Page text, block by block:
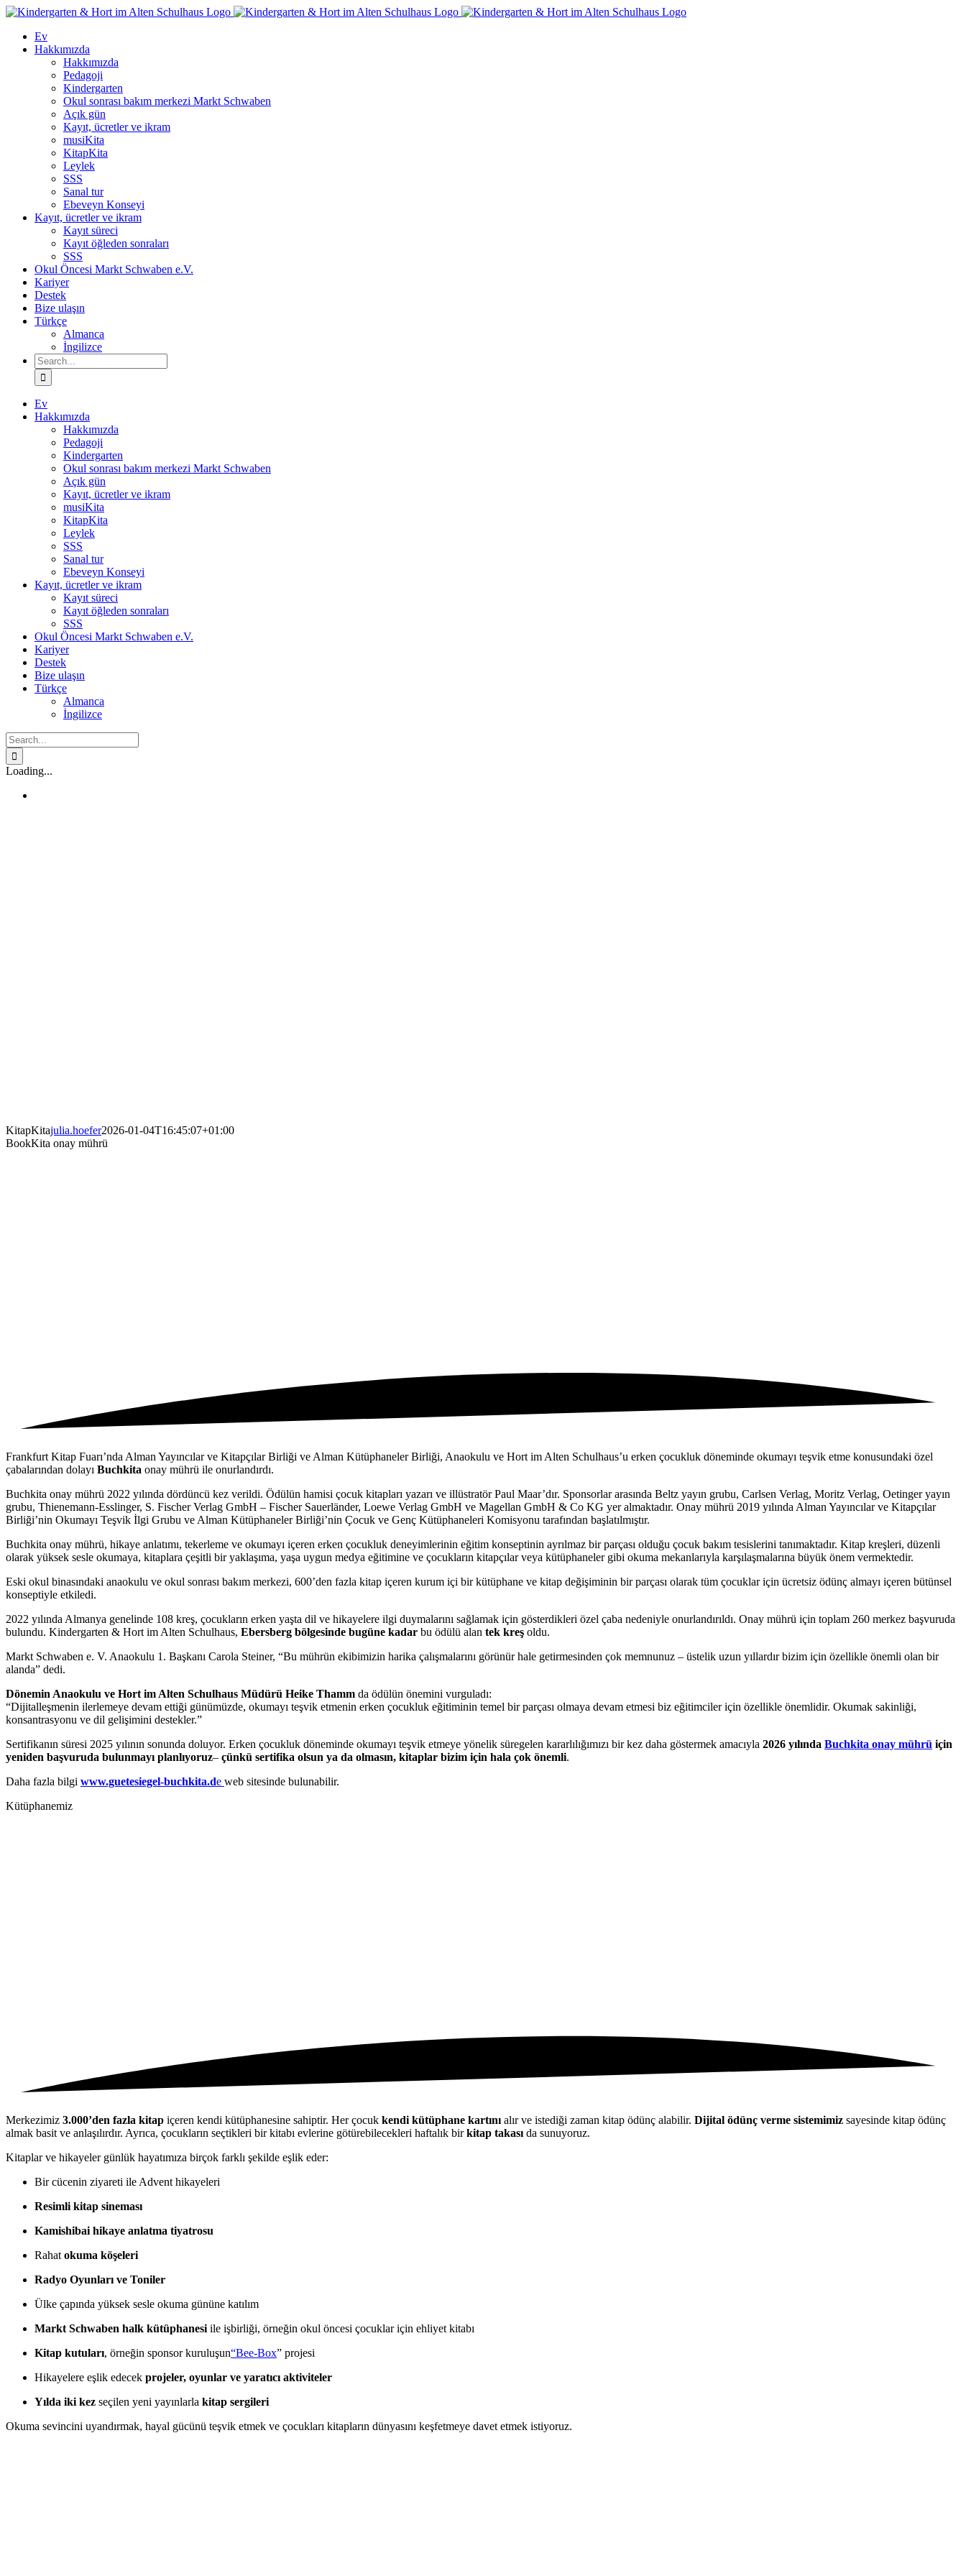
Skip
contentEv
Hakkımızda
Hakkımızda
Pedagoji
Kindergarten
Okul sonrası bakım merkezi Markt Schwaben
Açık gün
Kayıt, ücretler ve ikram
musiKita
KitapKita
Leylek
SSS
Sanal tur
Ebeveyn Konseyi
Kayıt, ücretler ve ikram
Kayıt süreci
Kayıt öğleden sonraları
SSS
Okul Öncesi Markt Schwaben e.V.
Kariyer
Destek
Bize ulaşın
Türkçe
Almanca
İngilizce
Search
for:
Ev
Hakkımızda
Hakkımızda
Pedagoji
Kindergarten
Okul sonrası bakım merkezi Markt Schwaben
Açık gün
Kayıt, ücretler ve ikram
musiKita
KitapKita
Leylek
SSS
Sanal tur
Ebeveyn Konseyi
Kayıt, ücretler ve ikram
Kayıt süreci
Kayıt öğleden sonraları
SSS
Okul Öncesi Markt Schwaben e.V.
Kariyer
Destek
Bize ulaşın
Türkçe
Almanca
İngilizce
Search
for:
Loading...
KitapKitajulia.hoefer2026-01-04T16:45:07+01:00
BookKita onay mührü
Frankfurt Kitap Fuarı’nda Alman Yayıncılar ve Kitapçılar Birliği ve Alman Kütüphaneler Birliği, Anaokulu ve Hort im Alten Schulhaus’u erken çocukluk döneminde okumayı teşvik etme konusundaki özel
çabalarından dolayı Buchkita onay mührü ile onurlandırdı.
Buchkita onay mührü 2022 yılında dördüncü kez verildi. Ödülün hamisi çocuk kitapları yazarı ve illüstratör Paul Maar’dır. Sponsorlar arasında Beltz yayın grubu, Carlsen Verlag, Moritz Verlag, Oetinger yayın
grubu, Thienemann-Esslinger, S. Fischer Verlag GmbH – Fischer Sauerländer, Loewe Verlag GmbH ve Magellan GmbH & Co KG yer almaktadır. Onay mührü 2019 yılında Alman Yayıncılar ve Kitapçılar
Birliği’nin Okumayı Teşvik İlgi Grubu ve Alman Kütüphaneler Birliği’nin Çocuk ve Genç Kütüphaneleri Komisyonu tarafından başlatılmıştır.
Buchkita onay mührü, hikaye anlatımı, tekerleme ve okumayı içeren erken çocukluk deneyimlerinin eğitim konseptinin ayrılmaz bir parçası olduğu çocuk bakım tesislerini tanımaktadır. Kitap kreşleri, düzenli
olarak yüksek sesle okumaya, kitaplara çeşitli bir yaklaşıma, yaşa uygun medya eğitimine ve çocukların kitapçılar veya kütüphaneler gibi okuma mekanlarıyla karşılaşmalarına büyük önem vermektedir.
Eski okul binasındaki anaokulu ve okul sonrası bakım merkezi, 600’den fazla kitap içeren kurum içi bir kütüphane ve kitap değişiminin bir parçası olarak tüm çocuklar için ücretsiz ödünç almayı içeren bütünsel
konseptiyle etkiledi.
2022 yılında Almanya genelinde 108 kreş, çocukların erken yaşta dil ve hikayelere ilgi duymalarını sağlamak için gösterdikleri özel çaba nedeniyle onurlandırıldı. Onay mührü için toplam 260 merkez başvuruda
bulundu. Kindergarten & Hort im Alten Schulhaus, Ebersberg bölgesinde bugüne kadar bu ödülü alan tek kreş oldu.
Markt Schwaben e. V. Anaokulu 1. Başkanı Carola Steiner, “Bu mührün ekibimizin harika çalışmalarını görünür hale getirmesinden çok memnunuz – üstelik uzun yıllardır bizim için özellikle önemli olan bir
alanda” dedi.
Dönemin Anaokulu ve Hort im Alten Schulhaus Müdürü Heike Thamm da ödülün önemini vurguladı:
“Dijitalleşmenin ilerlemeye devam ettiği günümüzde, okumayı teşvik etmenin erken çocukluk eğitiminin temel bir parçası olmaya devam etmesi biz eğitimciler için özellikle önemlidir. Okumak sakinliği,
konsantrasyonu ve dil gelişimini destekler.”
Sertifikanın süresi 2025 yılının sonunda doluyor. Erken çocukluk döneminde okumayı teşvik etmeye yönelik süregelen kararlılığımızı bir kez daha göstermek amacıyla 2026 yılında Buchkita onay mührü için
yeniden başvuruda bulunmayı planlıyoruz– çünkü sertifika olsun ya da olmasın, kitaplar bizim için hala çok önemli.
Daha fazla bilgi www.guetesiegel-buchkita.de web sitesinde bulunabilir.
Kütüphanemiz
Merkezimiz 3.000’den fazla kitap içeren kendi kütüphanesine sahiptir. Her çocuk kendi kütüphane kartını alır ve istediği zaman kitap ödünç alabilir. Dijital ödünç verme sistemimiz sayesinde kitap ödünç
almak basit ve anlaşılırdır. Ayrıca, çocukların seçtikleri bir kitabı evlerine götürebilecekleri haftalık birkitap takası da sunuyoruz.
Kitaplar ve hikayeler günlük hayatımıza birçok farklı şekilde eşlik eder:
Bir cücenin ziyareti ile Advent hikayeleri
Resimli kitap sineması
Kamishibai hikaye anlatma tiyatrosu
Rahat okuma köşeleri
Radyo Oyunları ve Toniler
Ülke çapında yüksek sesle okuma gününe katılım
Markt Schwaben halk kütüphanesi ile işbirliği, örneğin okul öncesi çocuklar için ehliyet kitabı
Kitap kutuları, örneğin sponsor kuruluşun“Bee-Box” projesi
Hikayelere eşlik edecek projeler, oyunlar ve yaratıcı aktiviteler
Yılda iki kez seçilen yeni yayınlarla kitap sergileri
Okuma sevincini uyandırmak, hayal gücünü teşvik etmek ve çocukları kitapların dünyasını keşfetmeye davet etmek istiyoruz.